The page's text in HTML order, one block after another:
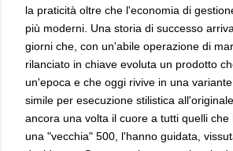
la praticità oltre che l'economia di
più moderni. Una storia di successo
giorni che, con un'abile operazione di
rilanciato in chiave evoluta un prodotto
un'epoca e che oggi rivive in una
simile per esecuzione stilistica
ancora una volta il cuore a tutti quelli
una "vecchia" 500, l'hanno guidata,